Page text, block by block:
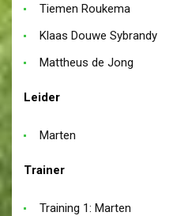
Tiemen Roukema
Klaas Douwe Sybrandy
Mattheus de Jong
Leider
Marten
Trainer
Training 1: Marten